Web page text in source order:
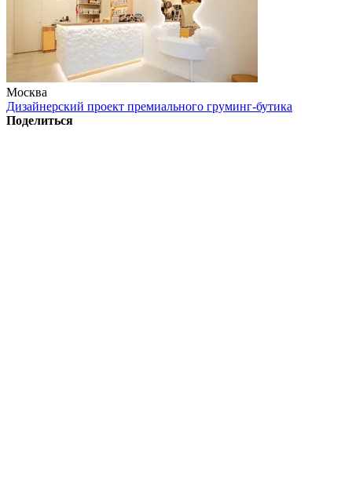
Москва
Дизайнерский проект премиального груминг-бутика
Поделиться